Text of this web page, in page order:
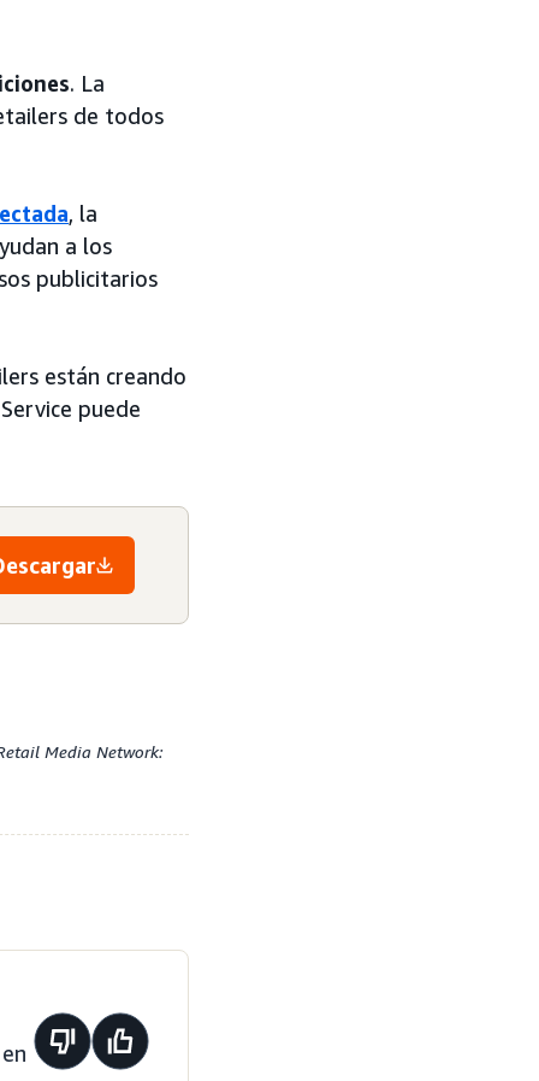
. La
de todos
, la
a los
publicitarios
están creando
puede
Media Network: